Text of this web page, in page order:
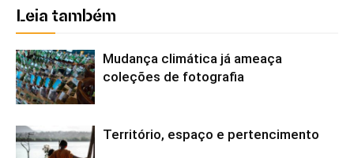
Leia também
Mudança climática já ameaça
coleções de fotografia
Território, espaço e pertencimento